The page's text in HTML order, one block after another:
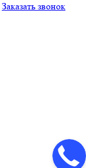
Заказать звонок